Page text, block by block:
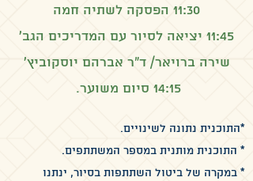
11:30 הפסקה לשתיה חמה
11:45 יציאה לסיור עם המדריכים הגב'
שירה ברויאר/ ד"ר אברהם יוסקוביץ'
14:15 סיום משוער.
*התוכנית נתונה לשינויים.
* התוכנית מותנית במספר המשתתפים.
* במקרה של ביטול השתתפות בסיור, ינתנו